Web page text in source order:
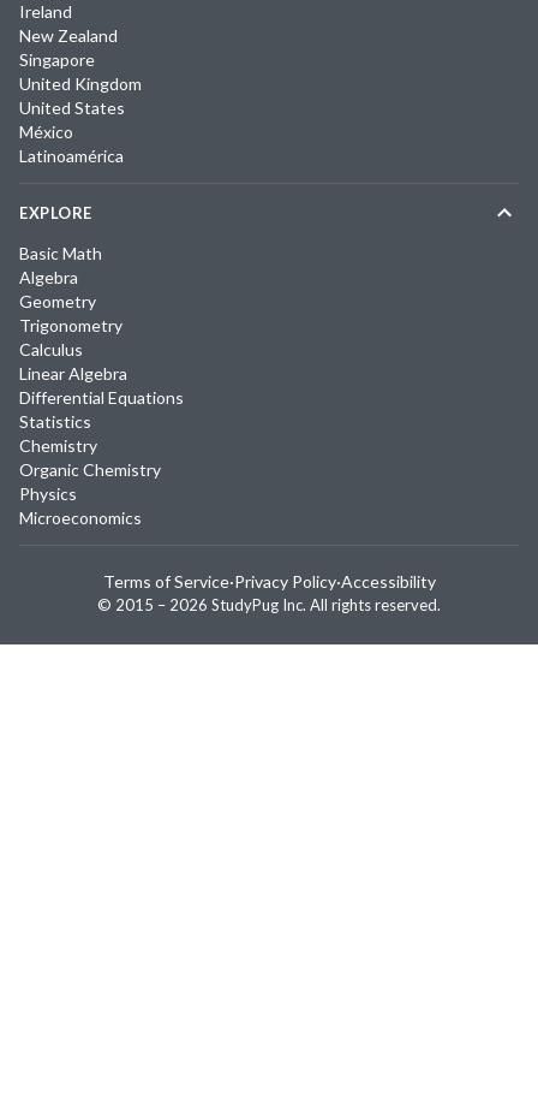
Ireland
New Zealand
Singapore
United Kingdom
United States
México
Latinoamérica
EXPLORE
Basic Math
Algebra
Geometry
Trigonometry
Calculus
Linear Algebra
Differential Equations
Statistics
Chemistry
Organic Chemistry
Physics
Microeconomics
© 2015 – 2026 StudyPug Inc. All rights reserved.
Terms of Service·Privacy Policy·Accessibility